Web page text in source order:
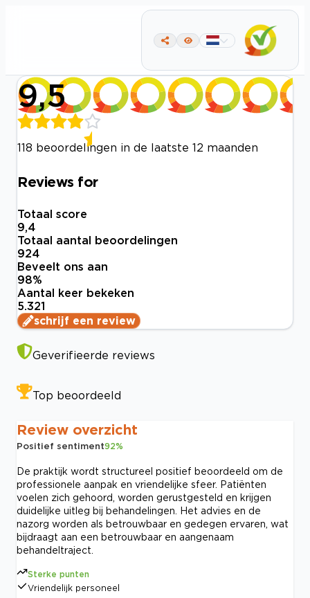
9,5
118 beoordelingen in de laatste 12 maanden
Reviews for
Totaal score
9,4
Totaal aantal beoordelingen
924
Beveelt ons aan
98%
Aantal keer bekeken
5.321
schrijf een review
Geverifieerde reviews
Top beoordeeld
Review overzicht
Positief sentiment92%
De praktijk wordt structureel positief beoordeeld om de
professionele aanpak en vriendelijke sfeer. Patiënten
voelen zich gehoord, worden gerustgesteld en krijgen
duidelijke uitleg bij behandelingen. Het advies en de
nazorg worden als betrouwbaar en gedegen ervaren, wat
bijdraagt aan een betrouwbaar en aangenaam
behandeltraject.
Sterke punten
Vriendelijk personeel